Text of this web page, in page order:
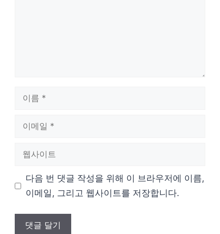
다음 번 댓글 작성을 위해 이 브라우저에 이름,
이메일, 그리고 웹사이트를 저장합니다.